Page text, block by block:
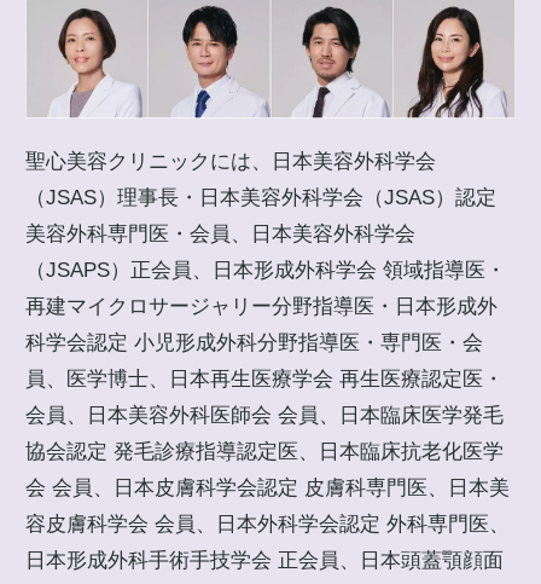
聖心美容クリニックには、日本美容外科学会
（JSAS）理事長・日本美容外科学会（JSAS）認定
美容外科専門医・会員、日本美容外科学会
（JSAPS）正会員、日本形成外科学会 領域指導医・
再建マイクロサージャリー分野指導医・日本形成外
科学会認定 小児形成外科分野指導医・専門医・会
員、医学博士、日本再生医療学会 再生医療認定医・
会員、日本美容外科医師会 会員、日本臨床医学発毛
協会認定 発毛診療指導認定医、日本臨床抗老化医学
会 会員、日本皮膚科学会認定 皮膚科専門医、日本美
容皮膚科学会 会員、日本外科学会認定 外科専門医、
日本形成外科手術手技学会 正会員、日本頭蓋顎顔面